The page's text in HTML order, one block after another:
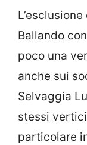
Ballando
poco una
anche sui
Selvaggia
stessi
particolare